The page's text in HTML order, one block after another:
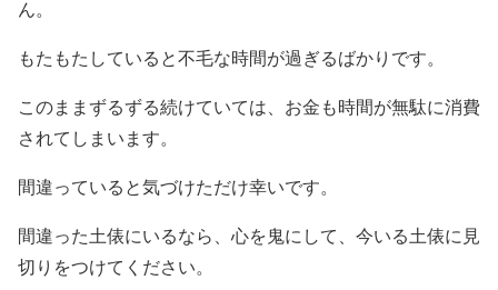
ん。
もたもたしていると不毛な時間が過ぎるばかりです。
このままずるずる続けていては、お金も時間が無駄に消費
されてしまいます。
間違っていると気づけただけ幸いです。
間違った土俵にいるなら、心を鬼にして、今いる土俵に見
切りをつけてください。